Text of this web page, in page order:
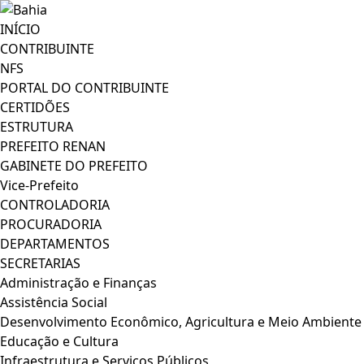
INÍCIO
CONTRIBUINTE
NFS
PORTAL DO CONTRIBUINTE
CERTIDÕES
ESTRUTURA
PREFEITO RENAN
GABINETE DO PREFEITO
Vice-Prefeito
CONTROLADORIA
PROCURADORIA
DEPARTAMENTOS
SECRETARIAS
Administração e Finanças
Assistência Social
Desenvolvimento Econômico, Agricultura e Meio Ambiente
Educação e Cultura